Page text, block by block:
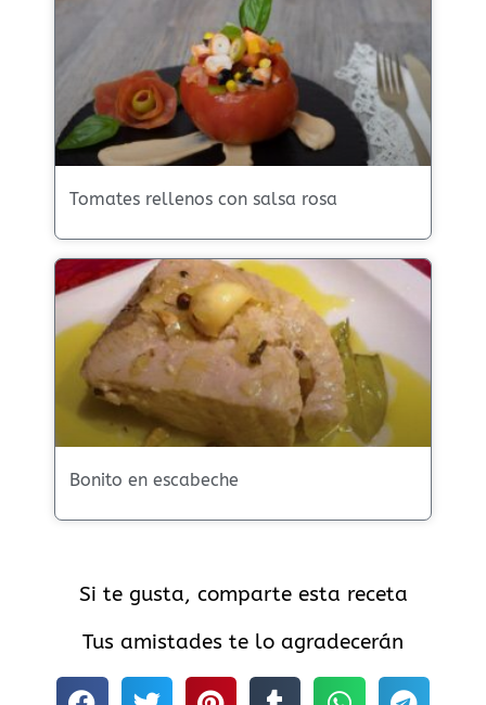
Tomates rellenos con salsa rosa
Bonito en escabeche
Si te gusta, comparte esta receta
Tus amistades te lo agradecerán